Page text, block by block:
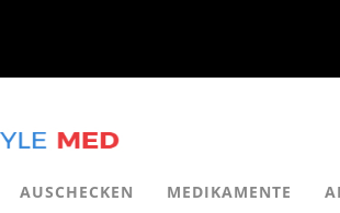
AUSCHECKEN MEDIKAMENTE